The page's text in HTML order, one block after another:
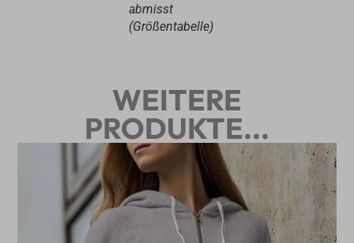
abmisst
(Größentabelle)
WEITERE
PRODUKTE...